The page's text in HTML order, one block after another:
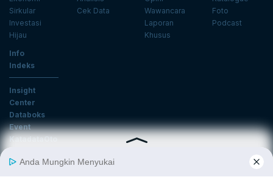
Sirkular
Investasi
Hijau
Cek Data
Wawancara
Laporan
Khusus
Foto
Podcast
Info
Indeks
Insight
Center
Databoks
Event
KatadataOto